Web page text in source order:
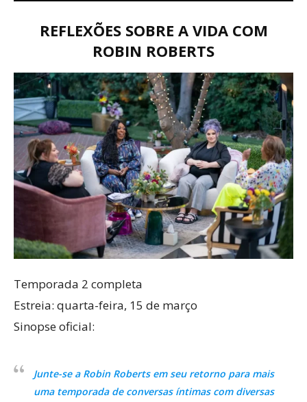
REFLEXÕES SOBRE A VIDA COM
ROBIN ROBERTS
Temporada 2 completa
Estreia: quarta-feira, 15 de março
Sinopse oficial:
Junte-se a Robin Roberts em seu retorno para mais
uma temporada de conversas íntimas com diversas